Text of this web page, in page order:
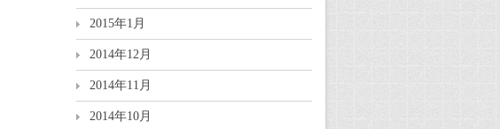
2015年1月
2014年12月
2014年11月
2014年10月